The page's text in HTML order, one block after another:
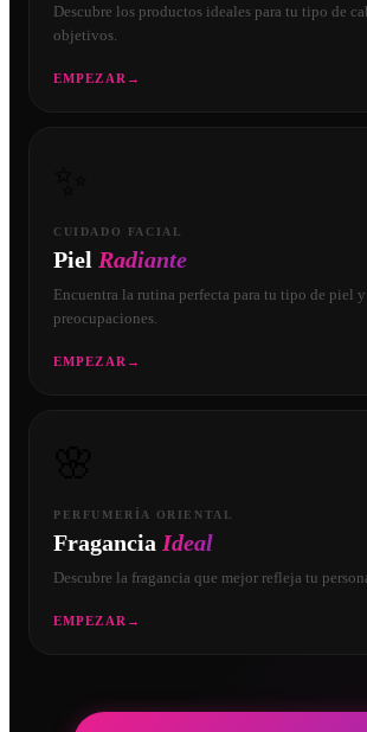
Descubre los productos ideales para tu tipo de
objetivos.
EMPEZAR →
CUIDADO FACIAL
Piel Radiante
Encuentra la rutina perfecta para tu tipo de piel
preocupaciones.
EMPEZAR →
PERFUMERÍA ORIENTAL
Fragancia Ideal
Descubre la fragancia que mejor refleja tu
EMPEZAR →